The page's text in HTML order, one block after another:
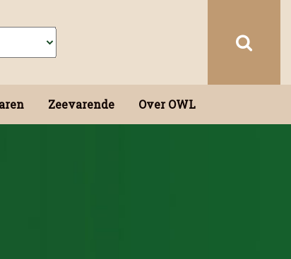
Zeevarende Over OWL